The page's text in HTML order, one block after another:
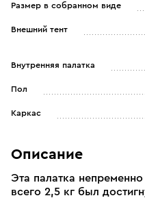
Размер в собранном виде
Внешний тент
Внутренняя палатка
Пол
Каркас
Описание
Эта палатка
всего 2,5 кг был